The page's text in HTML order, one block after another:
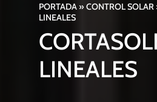
PORTADA» CONTROL SOLAR
LINEALES
LINEALES